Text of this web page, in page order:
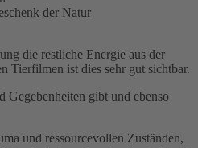
der Natur
die restliche Energie aus der
Tierfilmen ist dies sehr gut sichtbar.
Gegebenheiten gibt und ebenso
und ressourcevollen Zuständen,